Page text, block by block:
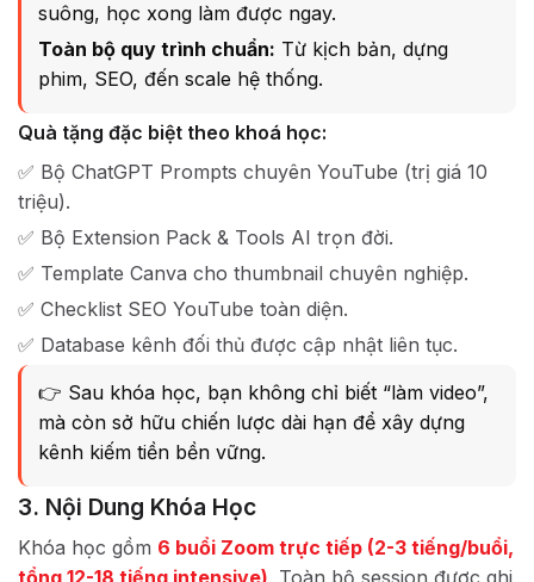
suông, học xong làm được ngay.
Toàn bộ quy trình chuẩn: Từ kịch bản, dựng
phim, SEO, đến scale hệ thống.
Quà tặng đặc biệt theo khoá học:
✅ Bộ ChatGPT Prompts chuyên YouTube (trị giá 10
triệu).
✅ Bộ Extension Pack & Tools AI trọn đời.
✅ Template Canva cho thumbnail chuyên nghiệp.
✅ Checklist SEO YouTube toàn diện.
✅ Database kênh đối thủ được cập nhật liên tục.
👉 Sau khóa học, bạn không chỉ biết “làm video”,
mà còn sở hữu chiến lược dài hạn để xây dựng
kênh kiếm tiền bền vững.
3. Nội Dung Khóa Học
Khóa học gồm 6 buổi Zoom trực tiếp (2-3 tiếng/buổi,
tổng 12-18 tiếng intensive) . Toàn bộ session được ghi